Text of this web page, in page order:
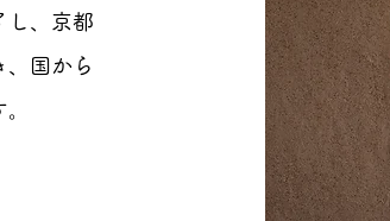
し、京都
、国から